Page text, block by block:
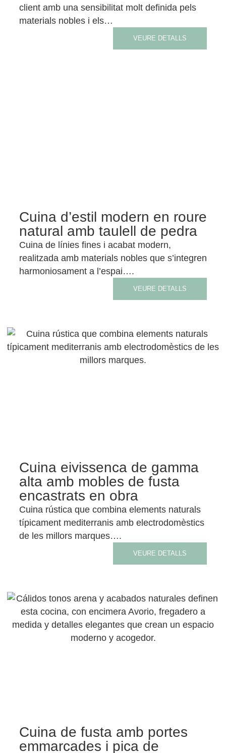
client amb una sensibilitat molt definida pels
materials nobles i els…
VEURE DETALLS
Cuina d’estil modern en roure
natural amb taulell de pedra
Cuina de línies fines i acabat modern,
realitzada amb materials nobles que s’integren
harmoniosament a l’espai….
VEURE DETALLS
Cuina eivissenca de gamma
alta amb mobles de fusta
encastrats en obra
Cuina rústica que combina elements naturals
típicament mediterranis amb electrodomèstics
de les millors marques….
VEURE DETALLS
Cuina de fusta amb portes
emmarcades i pica de